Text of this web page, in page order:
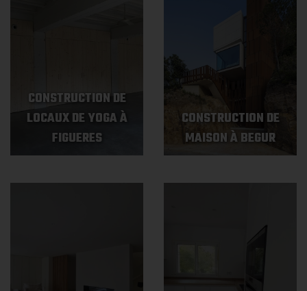
CONSTRUCTION DE
LOCAUX DE YOGA À
FIGUERES
CONSTRUCTION DE
MAISON À BEGUR